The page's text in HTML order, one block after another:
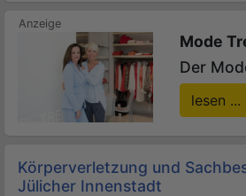
Mode
Der
lesen ...
Körperverletzung und
Jülicher Innenstadt